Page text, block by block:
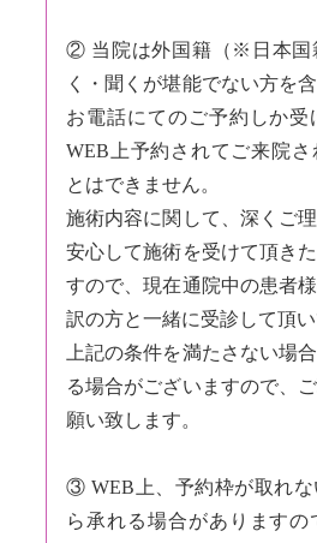
② 当院は外国籍（※日本国
く・聞くが堪能でない方を
お電話にてのご予約しか受
WEB上予約されてご来院さ
とはできません。
施術内容に関して、深くご
安心して施術を受けて頂き
すので、現在通院中の患者
訳の方と一緒に受診して頂い
上記の条件を満たさない場
る場合がございますので、
願い致します。
③ WEB上、予約枠が取れな
ら承れる場合がありますの